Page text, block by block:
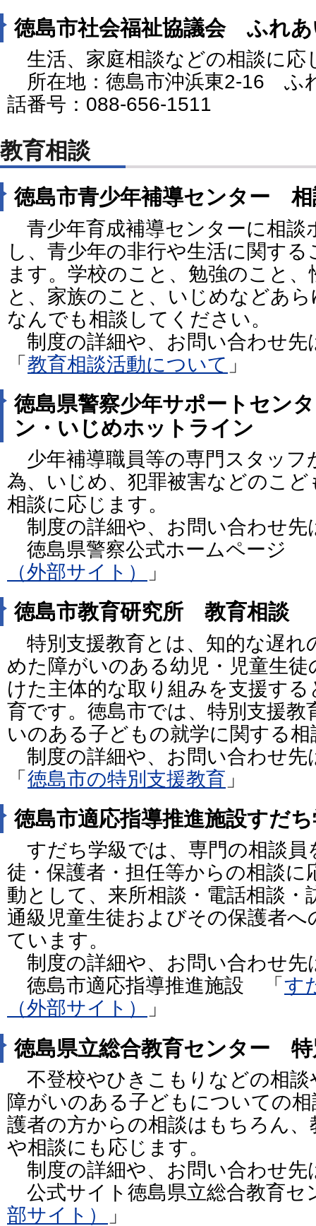
徳島市社会福祉協議会 ふれ
生活、家庭相談などの相談に応
所在地：徳島市沖浜東2-16
話番号：088-656-1511
教育相談
徳島市青少年補導センター
青少年育成補導センターに相談
し、青少年の非行や生活に関す
ます。学校のこと、勉強のこと
と、家族のこと、いじめなどあ
なんでも相談してください。
制度の詳細や、お問い合わせ先
「 教育相談活動について 」
徳島県警察少年サポートセン
ン・いじめホットライン
少年補導職員等の専門スタッフ
為、いじめ、犯罪被害などのこ
相談に応じます。
制度の詳細や、お問い合わせ先
徳島県警察公式ホームページ
（外部サイト）
」
徳島市教育研究所 教育相談
特別支援教育とは、知的な遅れ
めた障がいのある幼児・児童生
けた主体的な取り組みを支援す
育です。徳島市では、特別支援教
いのある子どもの就学に関する
制度の詳細や、お問い合わせ先
「 徳島市の特別支援教育 」
徳島市適応指導推進施設すだ
すだち学級では、専門の相談員
徒・保護者・担任等からの相談に
動として、来所相談・電話相談・
通級児童生徒およびその保護者
ています。
制度の詳細や、お問い合わせ
徳島市適応指導推進施設 「 す
（外部サイト）
」
徳島県立総合教育センター 特
不登校やひきこもりなどの相談
障がいのある子どもについての
護者の方からの相談はもちろん
や相談にも応じます。
制度の詳細や、お問い合わせ
公式サイト徳島県立総合教育セ
部サイト）
」